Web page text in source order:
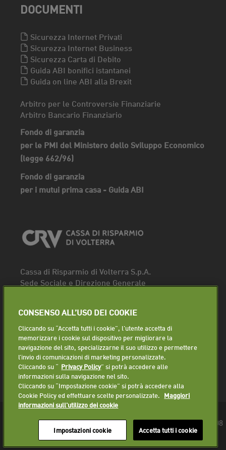
DOCUMENTI
Sicurezza Internet Privati
Sicurezza Internet Business
Sicurezza Carta di Debito
Guida ABI bonifici istantanei
Guida on line ABI alla Brexit
Arbitro per le Controversie Finanziarie
Arbitro Bancario Finanziario
Fondo di garanzia
per le PMI del Ministero dello Sviluppo Economico
(legge 662/96)
Fondo di garanzia
per i mutui prima casa - Guida ABI
Cassa di Risparmio di Volterra S.p.A.
Sede Sociale e Direzione Generale
Fax. 0588 86940
Segui la pagina
Lavora con noi
© 2018 Cassa di Risparmio di Volterra S.p.A. - P.IVA 01225610508
CONSENSO ALL’USO DEI COOKIE
Cliccando su “Accetta tutti i cookie”, l'utente accetta di
memorizzare i cookie sul dispositivo per migliorare la
navigazione del sito, specializzarne il suo utilizzo e permettere
l’invio di comunicazioni di marketing personalizzate.
Cliccando su “ Privacy Policy” si potrà accedere alle
informazioni sulla navigazione nel sito.
Cliccando su “Impostazione cookie” si potrà accedere alla
Cookie Policy ed effettuare scelte personalizzate. Maggiori
informazioni sull'utilizzo dei cookie
Accetta tutti i cookie
Impostazioni cookie